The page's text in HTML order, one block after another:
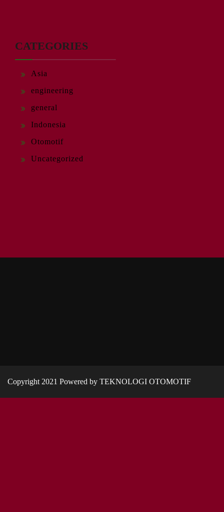
CATEGORIES
Asia
engineering
general
Indonesia
Otomotif
Uncategorized
Copyright 2021 Powered by TEKNOLOGI OTOMOTIF